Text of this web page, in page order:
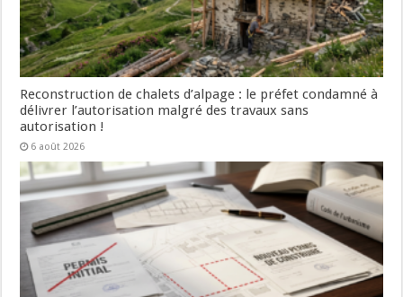
Reconstruction de chalets d’alpage : le préfet condamné à
délivrer l’autorisation malgré des travaux sans
autorisation !
6 août 2026